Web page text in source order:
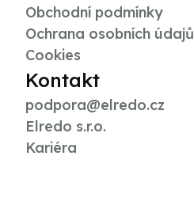
Obchodní podmínky
Ochrana osobních údajů
Cookies
Kontakt
podpora@elredo.cz
Elredo s.r.o.
Kariéra